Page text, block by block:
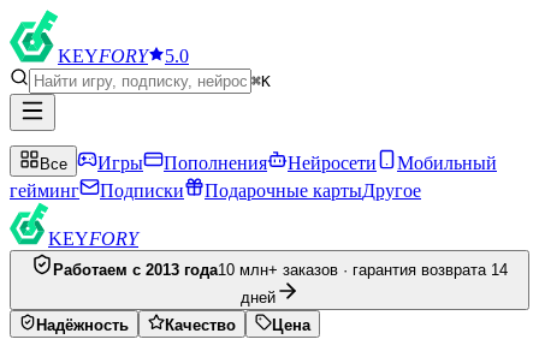
KEYFORY 5.0
⌘K
Все Игры Пополнения Нейросети
Мобильный
гейминг
Подписки Подарочные картыДругое
KEYFORY
Работаем с 2013 года10 млн+ заказов · гарантия возврата 14
дней
Надёжность
Качество Цена